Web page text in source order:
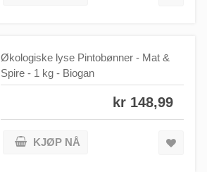
Økologiske lyse Pintobønner - Mat &
Spire - 1 kg - Biogan
kr 148,99
KJØP NÅ